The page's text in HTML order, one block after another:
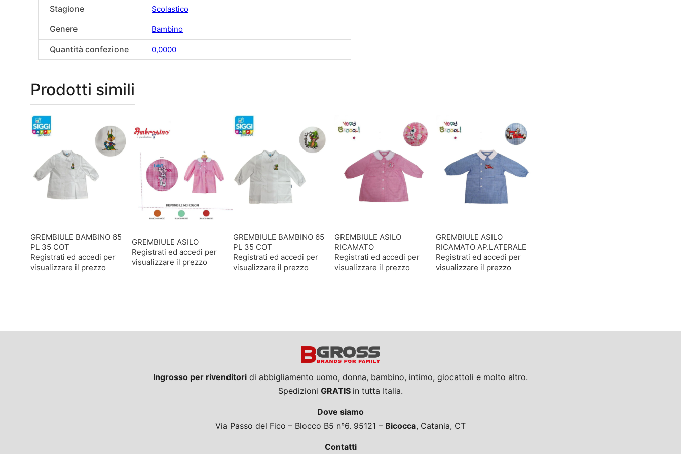
Stagione Scolastico
Genere Bambino
Quantità confezione 0,0000
Prodotti simili
GREMBIULE BAMBINO 65
PL 35 COT
Registrati ed accedi per
visualizzare il prezzo
GREMBIULE ASILO
Registrati ed accedi per
visualizzare il prezzo
GREMBIULE BAMBINO 65
PL 35 COT
Registrati ed accedi per
visualizzare il prezzo
GREMBIULE ASILO
RICAMATO
Registrati ed accedi per
visualizzare il prezzo
GREMBIULE ASILO
RICAMATO AP.LATERALE
Registrati ed accedi per
visualizzare il prezzo
Ingrosso per rivenditori di abbigliamento uomo, donna, bambino, intimo, giocattoli e molto altro.
Spedizioni GRATIS in tutta Italia.
Dove siamo
Via Passo del Fico – Blocco B5 n°6. 95121 – Bicocca, Catania, CT
Contatti